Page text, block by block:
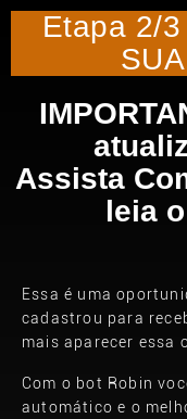
Etapa 2/
Assista
leia
Essa é uma
cadastrou para
mais aparecer essa
Com o bot Robin
automático e o